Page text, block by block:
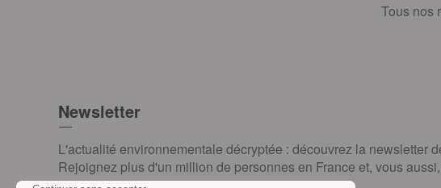
Tous nos
Newsletter
L'actualité environnementale décryptée : découvrez la newsletter
Rejoignez plus d'un million de personnes en France et, vous